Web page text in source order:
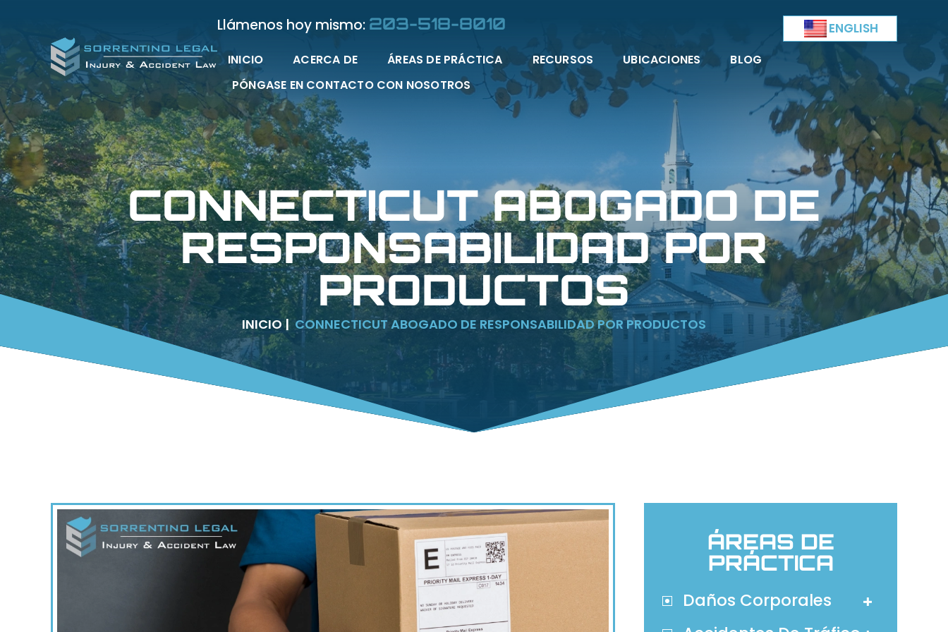
Llámenos hoy mismo: 203-518-8010 ENGLISH
INICIO ACERCA DE ÁREAS DE PRÁCTICA RECURSOS UBICACIONES
BLOG
PÓNGASE EN CONTACTO CON NOSOTROS
CONNECTICUT ABOGADO DE
RESPONSABILIDAD POR
PRODUCTOS
INICIO|CONNECTICUT ABOGADO DE RESPONSABILIDAD POR PRODUCTOS
ÁREAS DE
PRÁCTICA
Daños Corporales